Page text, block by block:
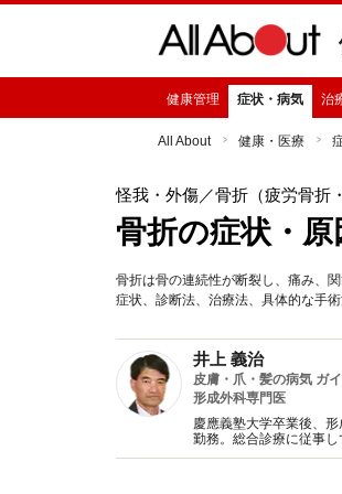
健康管理 症状・病気 治
All About 健康・医療
怪我・外傷／骨折（疲労骨折
骨折の症状・
骨折は骨の連続性が断裂し、痛み、
症状、診断法、治療法、具体的な手
井上 義治
皮膚・爪・髪の病気 ガ
形成外科専門医
慶應義塾大学卒業後、
勤務。総合診療に従事
明新聞で「ロコモティ